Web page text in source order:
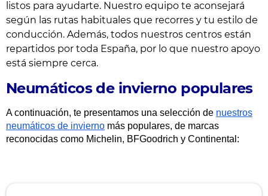
listos para ayudarte. Nuestro equipo te aconsejará
según las rutas habituales que recorres y tu estilo de
conducción. Además, todos nuestros centros están
repartidos por toda España, por lo que nuestro apoyo
está siempre cerca.
Neumáticos de invierno populares
A continuación, te presentamos una selección de nuestros
neumáticos de invierno más populares, de marcas
reconocidas como Michelin, BFGoodrich y Continental: